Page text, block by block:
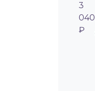
3
040
₽